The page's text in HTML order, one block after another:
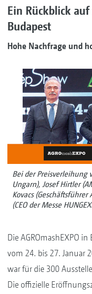
Ein Rückblick auf
Budapest
Hohe Nachfrage und
Bei der Preisverleihung
Ungarn), Josef Hirtler
Kovacs (Geschäftsführer
(CEO der Messe
Die AGROmashEXPO
vom 24. bis 27. Januar
war für die 300
Die offizielle